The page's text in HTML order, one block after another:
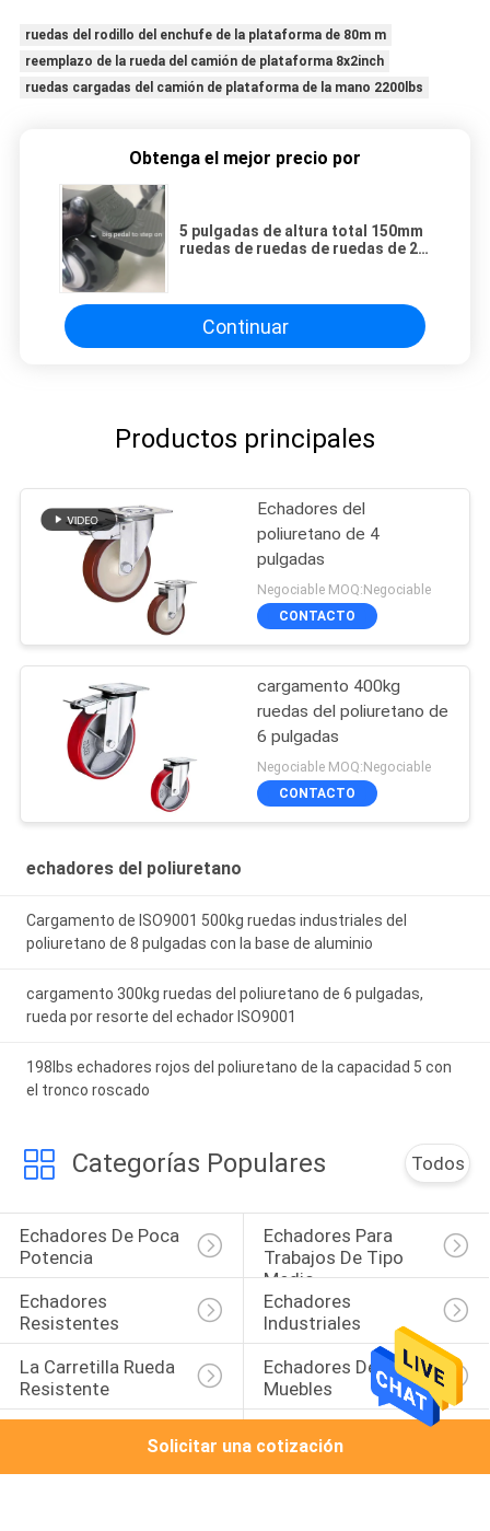
ruedas del rodillo del enchufe de la plataforma de 80m m
reemplazo de la rueda del camión de plataforma 8x2inch
ruedas cargadas del camión de plataforma de la mano 2200lbs
Obtenga el mejor precio por
5 pulgadas de altura total 150mm
ruedas de ruedas de ruedas de 2
trabajo pesado
Continuar
Productos principales
Echadores del
poliuretano de 4
pulgadas
Negociable MOQ:Negociable
CONTACTO
cargamento 400kg
ruedas del poliuretano de
6 pulgadas
Negociable MOQ:Negociable
CONTACTO
echadores del poliuretano
Cargamento de ISO9001 500kg ruedas industriales del
poliuretano de 8 pulgadas con la base de aluminio
cargamento 300kg ruedas del poliuretano de 6 pulgadas,
rueda por resorte del echador ISO9001
198lbs echadores rojos del poliuretano de la capacidad 5 con
el tronco roscado
Categorías Populares Todos
Echadores De Poca
Potencia
Echadores Para
Trabajos De Tipo
Medio
Echadores
Resistentes
Echadores
Industriales
La Carretilla Rueda
Resistente
Echadores De Los
Muebles
Echadores Médicos Echadores De Goma
Solicitar una cotización